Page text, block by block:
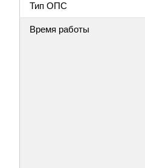
Тип ОПС
Время работы